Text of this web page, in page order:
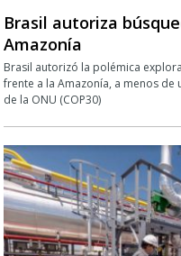
Brasil autoriza
Amazonía
Brasil autorizó la polémica
frente a la Amazonía, a menos
de la ONU (COP30)